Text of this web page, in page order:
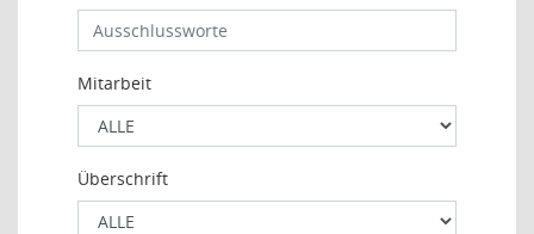
Mitarbeit
Überschrift